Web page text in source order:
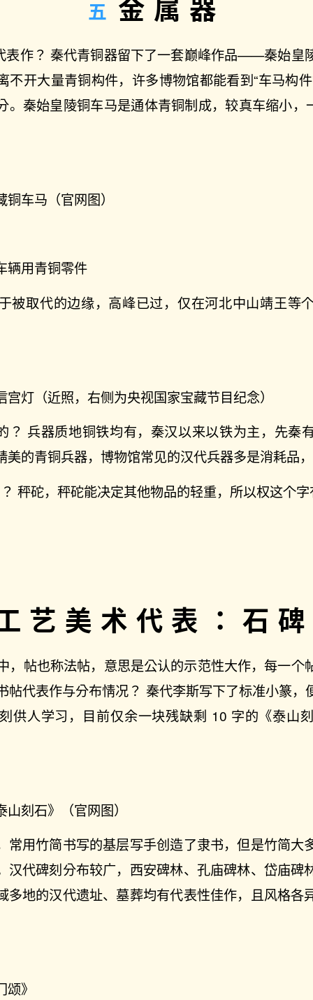
金属器
表作？ 秦代青铜器留下了一套巅峰作品——秦始皇
不开大量青铜构件，许多博物馆都能看到“车马构
。秦始皇陵铜车马是通体青铜制成，较真车缩小，
车马（官网图）
辆用青铜零件
被取代的边缘，高峰已过，仅在河北中山靖王等
灯（近照，右侧为央视国家宝藏节目纪念）
？ 兵器质地铜铁均有，秦汉以来以铁为主，先秦
美的青铜兵器，博物馆常见的汉代兵器多是消耗品
秤砣，秤砣能决定其他物品的轻重，所以权这个字
艺美术代表：石
，帖也称法帖，意思是公认的示范性大作，每一个
帖代表作与分布情况？ 秦代李斯写下了标准小篆，
供人学习，目前仅余一块残缺剩 10 字的《泰山
刻石》（官网图）
常用竹简书写的基层写手创造了隶书，但是竹简大
汉代碑刻分布较广，西安碑林、孔庙碑林、岱庙碑
多地的汉代遗址、墓葬均有代表性佳作，且风格各
》